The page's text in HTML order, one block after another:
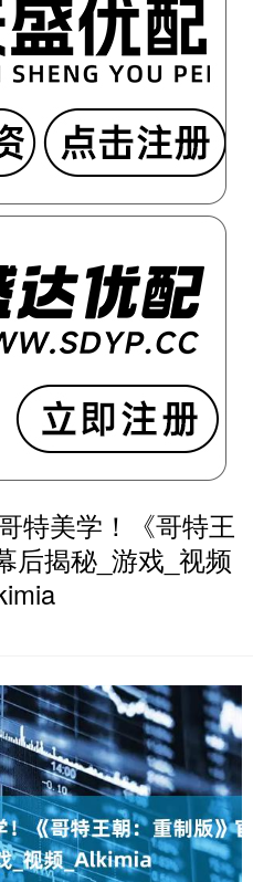
特美学！《哥特王
后揭秘_游戏_视频